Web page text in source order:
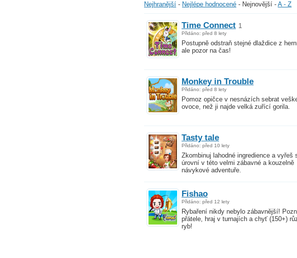
Nejhranější - Nejlépe hodnocené - Nejnovější - A - Z
Time Connect 1
Přidáno: před 8 lety
Postupně odstraň stejné dlaždice z
ale pozor na čas!
Monkey in Trouble
Přidáno: před 8 lety
Pomoz opičce v nesnázích sebrat
ovoce, než ji najde velká zuřící gorila.
Tasty tale
Přidáno: před 10 lety
Zkombinuj lahodné ingredience a vyřeš
úrovní v této velmi zábavné a kouzelně
návykové adventuře.
Fishao
Přidáno: před 12 lety
Rybaření nikdy nebylo zábavnější!
přátele, hraj v turnajích a chyť (150+)
ryb!